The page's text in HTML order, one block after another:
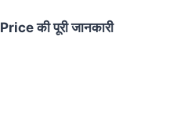
की पूरी जानकारी